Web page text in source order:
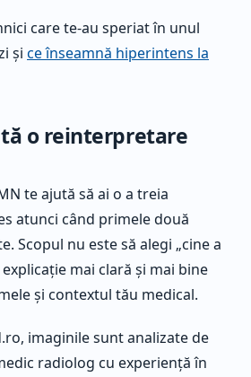
care te-au speriat în unul
și ce înseamnă hiperintens la
o reinterpretare
te ajută să ai o a treia
atunci când primele două
Scopul nu este să alegi „cine a
mai clară și mai bine
și contextul tău medical.
imaginile sunt analizate de
radiolog cu experiență în